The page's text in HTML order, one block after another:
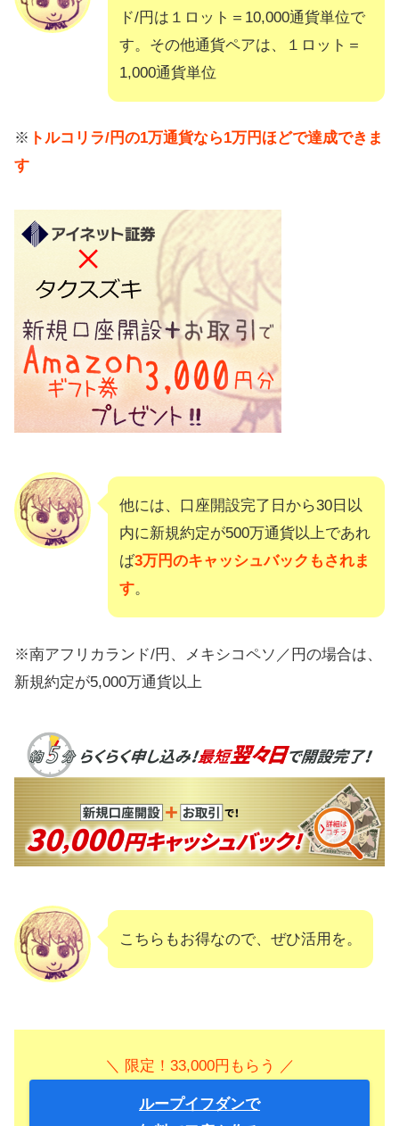
ド/円は１ロット＝10,000通貨単位で
す。その他通貨ペアは、１ロット＝
1,000通貨単位
※ トルコリラ/円の1万通貨なら1万円ほどで達成できま
す
他には、口座開設完了日から30日以
内に新規約定が500万通貨以上であれ
ば3万円のキャッシュバックもされま
す。
※南アフリカランド/円、メキシコペソ／円の場合は、
新規約定が5,000万通貨以上
こちらもお得なので、ぜひ活用を。
＼ 限定！33,000円もらう ／
ループイフダンで